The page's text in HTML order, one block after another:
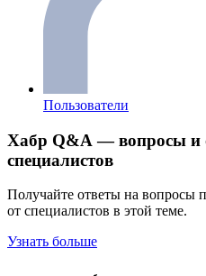
Пользователи
Хабр Q&A — вопросы и
специалистов
Получайте ответы на вопросы
от специалистов в этой теме.
Узнать больше